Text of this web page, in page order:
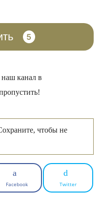
5
наш канал в
чтобы не
Facebook Twitter